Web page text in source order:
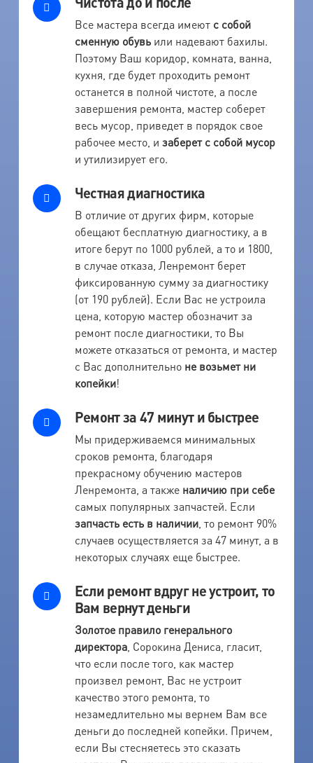
Все мастера всегда имеют с собой
сменную обувьили надевают бахилы.
Поэтому Ваш коридор, комната, ванна,
кухня, где будет проходить ремонт
останется в полной чистоте, а после
завершения ремонта, мастер соберет
весь мусор, приведет в порядок свое
рабочее место, и заберет с собой мусор
и утилизирует его.
Честная диагностика
В отличие от других фирм, которые
обещают бесплатную диагностику, а в
итоге берут по 1000 рублей, а то и 1800,
в случае отказа, Ленремонт берет
фиксированную сумму за диагностику
(от 190 рублей). Если Вас не устроила
цена, которую мастер обозначит за
ремонт после диагностики, то Вы
можете отказаться от ремонта, и мастер
с Вас дополнительно не возьмет ни
копейки!
Ремонт за 47 минут и быстрее
Мы придерживаемся минимальных
сроков ремонта, благодаря
прекрасному обучению мастеров
Ленремонта, а также наличию при себе
самых популярных запчастей. Если
запчасть есть в наличии, то ремонт 90%
случаев осуществляется за 47 минут, а в
некоторых случаях еще быстрее.
Если ремонт вдруг не устроит, то
Вам вернут деньги
Золотое правило генерального
директора, Сорокина Дениса, гласит,
что если после того, как мастер
произвел ремонт, Вас не устроит
качество этого ремонта, то
незамедлительно мы вернем Вам все
деньги до последней копейки. Причем,
если Вы стесняетесь это сказать